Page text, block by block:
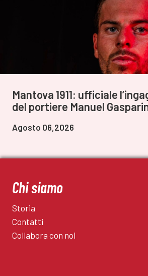
Mantova 1911: ufficiale
del portiere Manuel
Agosto 06,2026
Chi siamo
Storia
Contatti
Collabora con noi